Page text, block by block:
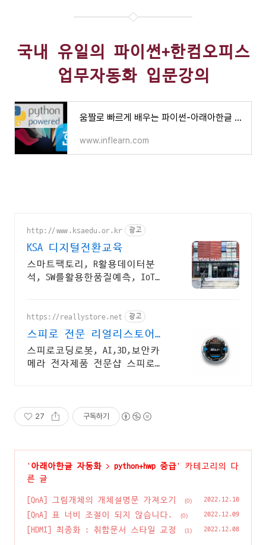
국내 유일의 파이썬+한컴오피스
업무자동화 입문강의
움짤로 빠르게 배우는 파이썬-아래아한글 자동화 레시피 - 인프런 | 강의
www.inflearn.com
http://www.ksaedu.or.kr 광고
KSA 디지털전환교육
스마트팩토리, R활용데이터분
석, SW를활용한품질예측, IoT센
https://reallystore.net 광고
스피로 전문 리얼리스토어
코딩교육을 쉽고 재밌게
스피로코딩로봇, AI,3D,보안카
메라 전자제품 전문샵 스피로볼
27 구독하기
' 아래아한글 자동화 > python+hwp 중급' 카테고리의 다
른 글
[QnA] 그림개체의 개체설명문 가져오기 (0) 2022.12.10
[QnA] 표 너비 조절이 되지 않습니다. (0) 2022.12.09
[HDMI] 최종화 : 취합문서 스타일 교정 (1) 2022.12.08